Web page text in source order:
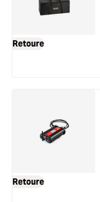
Retoure
Retoure